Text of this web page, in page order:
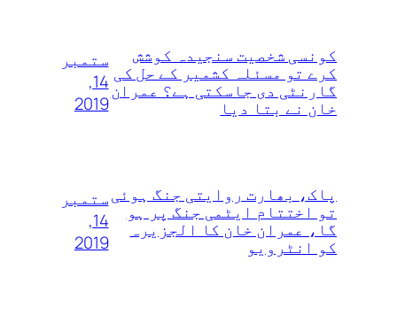
کونسی شخصیت سنجیدہ کوشش
کرے تو مسئلہ کشمیر کے حل کی
گارنٹی دی جاسکتی ہے؟ عمران
خان نے بتا دیا
ستمبر
14,
2019
پاک، بھارت روایتی جنگ ہوئی
تو اختتام ایٹمی جنگ پر ہو
گا، عمران خان کا الجزیرہ
کو انٹرویو
ستمبر
14,
2019